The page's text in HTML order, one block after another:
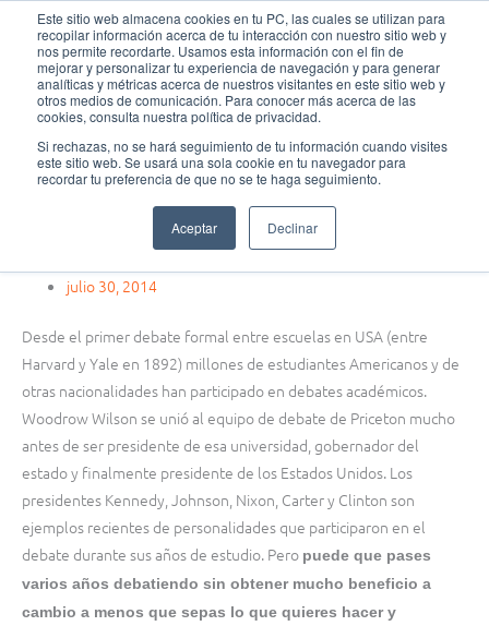
Este sitio web almacena cookies en tu PC, las cuales se utilizan para
recopilar información acerca de tu interacción con nuestro sitio web y
nos permite recordarte. Usamos esta información con el fin de
mejorar y personalizar tu experiencia de navegación y para generar
analíticas y métricas acerca de nuestros visitantes en este sitio web y
otros medios de comunicación. Para conocer más acerca de las
cookies, consulta nuestra política de privacidad.
Si rechazas, no se hará seguimiento de tu información cuando visites
este sitio web. Se usará una sola cookie en tu navegador para
recordar tu preferencia de que no se te haga seguimiento.
Aceptar Declinar
contenido
Fundación Actívate
Formación de debate,Ligas y torneos de
Beneficios del debate escolar para los estudiantes
julio 30, 2014
Desde el primer debate formal entre escuelas en USA (entre
Harvard y Yale en 1892) millones de estudiantes Americanos y de
otras nacionalidades han participado en debates académicos.
Woodrow Wilson se unió al equipo de debate de Priceton mucho
antes de ser presidente de esa universidad, gobernador del
estado y finalmente presidente de los Estados Unidos. Los
presidentes Kennedy, Johnson, Nixon, Carter y Clinton son
ejemplos recientes de personalidades que participaron en el
debate durante sus años de estudio. Pero puede que pases
varios años debatiendo sin obtener mucho beneficio a
cambio a menos que sepas lo que quieres hacer y